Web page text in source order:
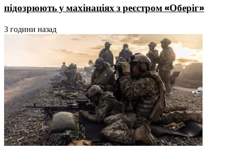
підозрюють у махінаціях з реєстром «Оберіг»
3 години назад